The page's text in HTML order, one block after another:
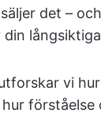
det –
din
vi